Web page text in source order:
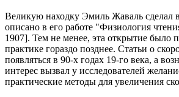
Великую находку Эмиль Жаваль сделал
описано в его работе "Физиология
1907]. Тем не менее, эта открытие было
практике гораздо позднее. Статьи о
появляться в 90-х годах 19-го века, а
интерес вызвал у исследователей
практические методы для увеличения